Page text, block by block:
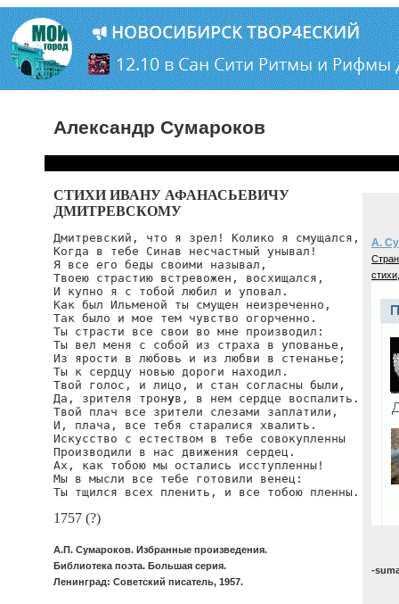
Александр Сумароков
СТИХИ ИВАНУ АФАНАСЬЕВИЧУ
ДМИТРЕВСКОМУ
Дмитревский, что я зрел! Колико я смущался,
Когда в тебе Синав несчастный унывал!
Я все его беды своими называл,
Твоею страстию встревожен, восхищался,
И купно я с тобой любил и уповал.
Как был Ильменой ты смущен неизреченно,
Так было и мое тем чувство огорченно.
Ты страсти все свои во мне производил:
Ты вел меня с собой из страха в упованье,
Из ярости в любовь и из любви в стенанье;
Ты к сердцу новью дороги находил.
Твой голос, и лицо, и стан согласны были,
Да, зрителя тронув, в нем сердце воспалить.
Твой плач все зрители слезами заплатили,
И, плача, все тебя старалися хвалить.
Искусство с естеством в тебе совокупленны
Производили в нас движения сердец.
Ах, как тобою мы остались исступленны!
Мы в мысли все тебе готовили венец:
Ты тщился всех пленить, и все тобою пленны.
1757 (?)
А.П. Сумароков. Избранные произведения.
Библиотека поэта. Большая серия.
Ленинград: Советский писатель, 1957.
А.
-